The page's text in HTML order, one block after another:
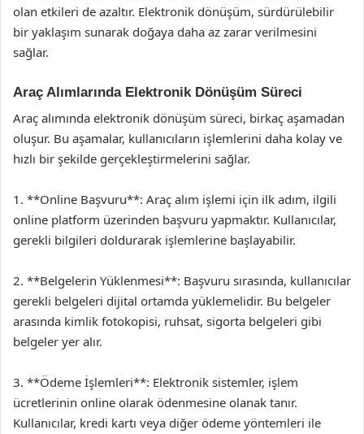
olan etkileri de azaltır. Elektronik dönüşüm, sürdürülebilir
bir yaklaşım sunarak doğaya daha az zarar verilmesini
sağlar.
Araç Alımlarında Elektronik Dönüşüm Süreci
Araç alımında elektronik dönüşüm süreci, birkaç aşamadan
oluşur. Bu aşamalar, kullanıcıların işlemlerini daha kolay ve
hızlı bir şekilde gerçekleştirmelerini sağlar.
1. **Online Başvuru**: Araç alım işlemi için ilk adım, ilgili
online platform üzerinden başvuru yapmaktır. Kullanıcılar,
gerekli bilgileri doldurarak işlemlerine başlayabilir.
2. **Belgelerin Yüklenmesi**: Başvuru sırasında, kullanıcılar
gerekli belgeleri dijital ortamda yüklemelidir. Bu belgeler
arasında kimlik fotokopisi, ruhsat, sigorta belgeleri gibi
belgeler yer alır.
3. **Ödeme İşlemleri**: Elektronik sistemler, işlem
ücretlerinin online olarak ödenmesine olanak tanır.
Kullanıcılar, kredi kartı veya diğer ödeme yöntemleri ile